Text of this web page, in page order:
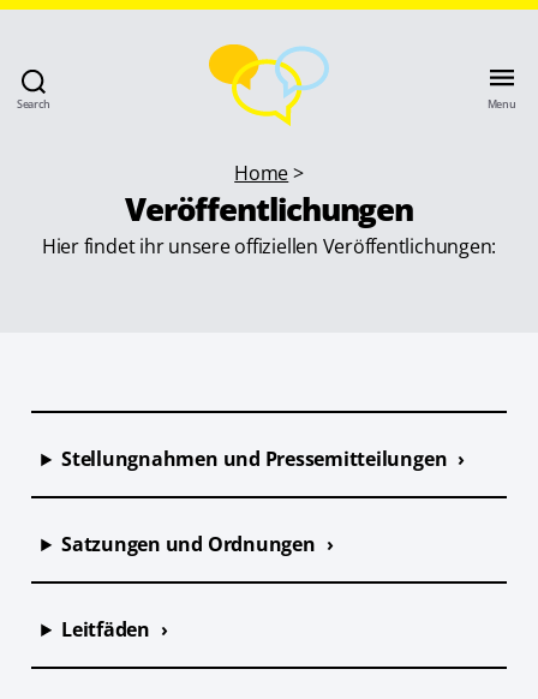
Search Menu
Home>
Veröffentlichungen
Hier findet ihr unsere offiziellen Veröffentlichungen:
Stellungnahmen und Pressemitteilungen
Satzungen und Ordnungen
Leitfäden